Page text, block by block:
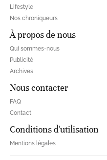
Lifestyle
Nos chroniqueurs
À propos de nous
Qui sommes-nous
Publicité
Archives
Nous contacter
FAQ
Contact
Conditions d'utilisation
Mentions légales